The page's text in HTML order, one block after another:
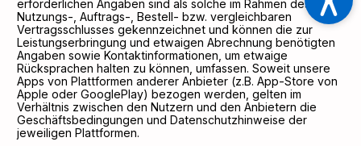
erforderlichen Angaben sind als solche im Rahmen des
Nutzungs-, Auftrags-, Bestell- bzw. vergleichbaren
Vertragsschlusses gekennzeichnet und können die zur
Leistungserbringung und etwaigen Abrechnung benötigten
Angaben sowie Kontaktinformationen, um etwaige
Rücksprachen halten zu können, umfassen. Soweit unsere
Apps von Plattformen anderer Anbieter (z.B. App-Store von
Apple oder GooglePlay) bezogen werden, gelten im
Verhältnis zwischen den Nutzern und den Anbietern die
Geschäftsbedingungen und Datenschutzhinweise der
jeweiligen Plattformen.